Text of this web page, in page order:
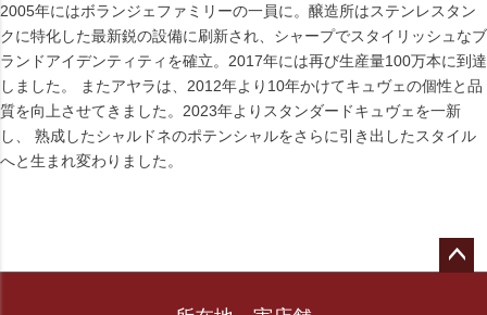
2005年にはボランジェファミリーの一員に。醸造所はステンレスタン
クに特化した最新鋭の設備に刷新され、シャープでスタイリッシュなブ
ランドアイデンティティを確立。2017年には再び生産量100万本に到達
しました。 またアヤラは、2012年より10年かけてキュヴェの個性と品
質を向上させてきました。2023年よりスタンダードキュヴェを一新
し、 熟成したシャルドネのポテンシャルをさらに引き出したスタイル
へと生まれ変わりました。